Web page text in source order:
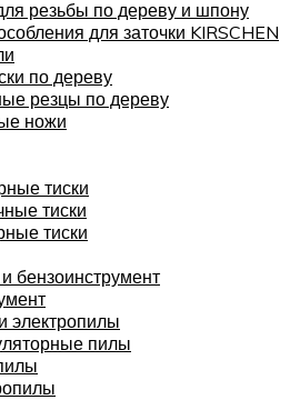
резьбы по дереву и шпону
для заточки KIRSCHEN
по дереву
резцы по дереву
ножи
тиски
тиски
тиски
бензоинструмент
электропилы
пилы